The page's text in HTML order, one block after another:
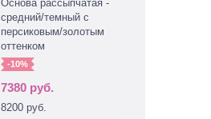
Основа рассыпчатая -
средний/темный с
персиковым/золотым
оттенком
-10%
7380 руб.
8200 руб.